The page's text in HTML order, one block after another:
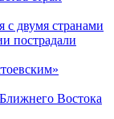
с двумя странами
пострадали
Востока